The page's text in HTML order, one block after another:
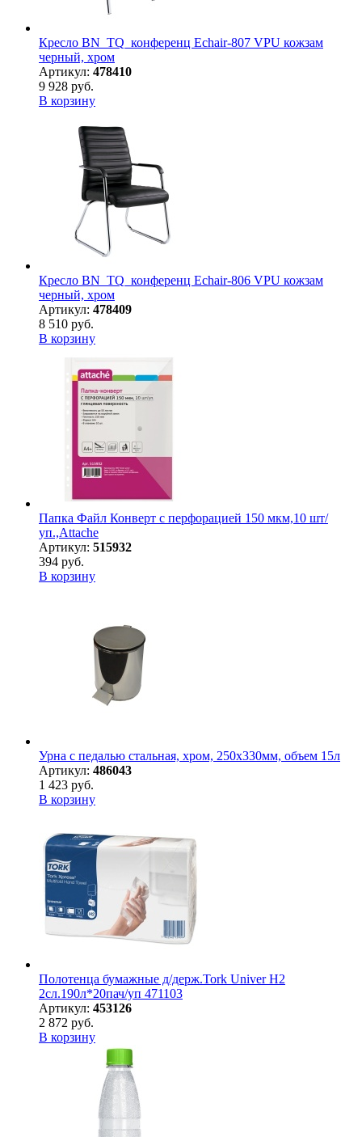
Кресло BN_TQ_конференц Echair-807 VPU кожзам
черный, хром
Артикул: 478410
9 928 руб.
В корзину
Кресло BN_TQ_конференц Echair-806 VPU кожзам
черный, хром
Артикул: 478409
8 510 руб.
В корзину
Папка Файл Конверт с перфорацией 150 мкм,10 шт/
уп.,Attache
Артикул: 515932
394 руб.
В корзину
Урна с педалью стальная, хром, 250х330мм, объем 15л
Артикул: 486043
1 423 руб.
В корзину
Полотенца бумажные д/держ.Tork Univer H2
2сл.190л*20пач/уп 471103
Артикул: 453126
2 872 руб.
В корзину